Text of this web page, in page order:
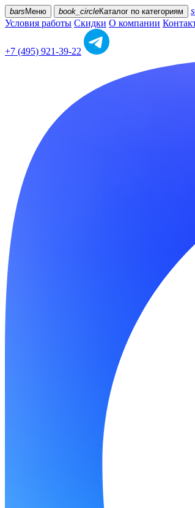
bars Меню book_circleКаталог по категориям
Условия работы Скидки О компании
+7 (495) 921-39-22